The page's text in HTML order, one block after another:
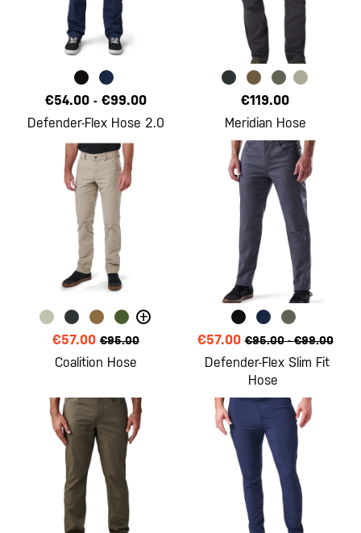
€54.00- €99.00
Defender-Flex Hose 2.0
€119.00
Meridian Hose
+
€57.00 €95.00
Coalition Hose
€57.00 €95.00-€99.00
Defender-Flex Slim Fit
Hose